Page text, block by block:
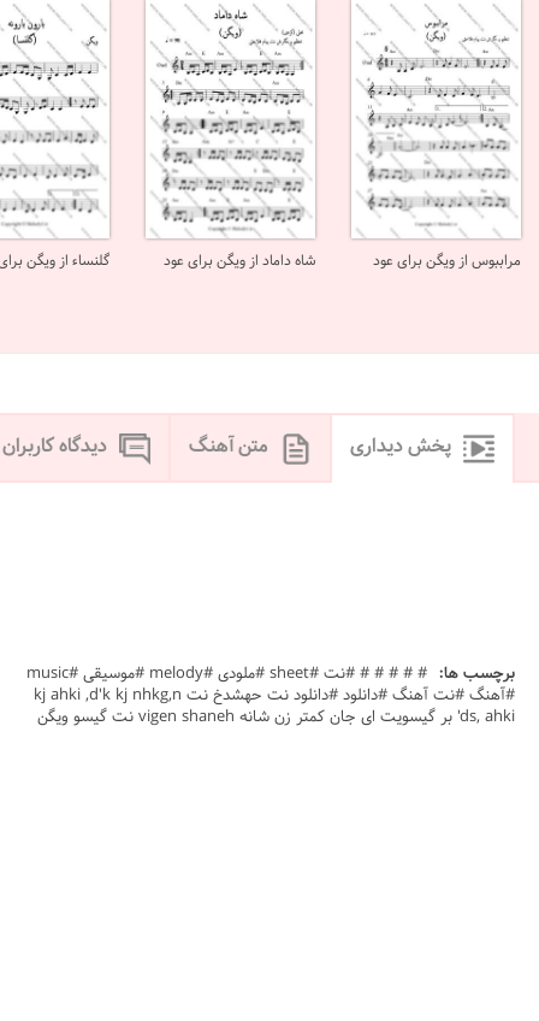
مراببوس از ویگن برای عود شاه داماد از ویگن برای عود گلنساء از ویگن
پخش دیداری متن آهنگ دیدگاه کاربران
برچسب ها:
# # # # # #نت #sheet #ملودی #melody #موسیقی #music
#آهنگ #نت آهنگ #دانلود #دانلود نت حهشدخ نت kj ahki ,d'k kj nhkg,n
'ds, ahki بر گیسویت ای جان کمتر زن شانه vigen shaneh نت گیسو ویگن